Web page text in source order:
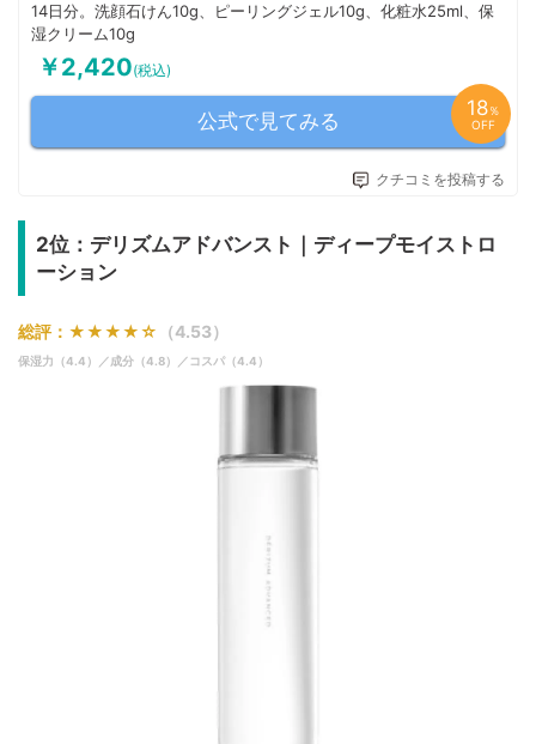
14日分。洗顔石けん10g、ピーリングジェル10g、化粧水25ml、保
湿クリーム10g
￥2,420(税込)
公式で見てみる
18％
OFF
クチコミを投稿する
2位：デリズムアドバンスト｜ディープモイストロ
ーション
総評：★★★★☆ （4.53）
保湿力（4.4）／成分（4.8）／コスパ（4.4）